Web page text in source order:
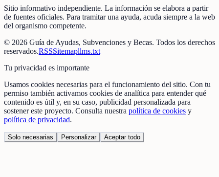
Sitio informativo independiente. La información se elabora a partir
de fuentes oficiales. Para tramitar una ayuda, acuda siempre a la web
del organismo competente.
© 2026 Guía de Ayudas, Subvenciones y Becas. Todos los derechos
reservados.RSSSitemapllms.txt
Tu privacidad es importante
Usamos cookies necesarias para el funcionamiento del sitio. Con tu
permiso también activamos cookies de analítica para entender qué
contenido es útil y, en su caso, publicidad personalizada para
sostener este proyecto. Consulta nuestra política de cookies y
política de privacidad.
Solo necesarias Personalizar Aceptar todo